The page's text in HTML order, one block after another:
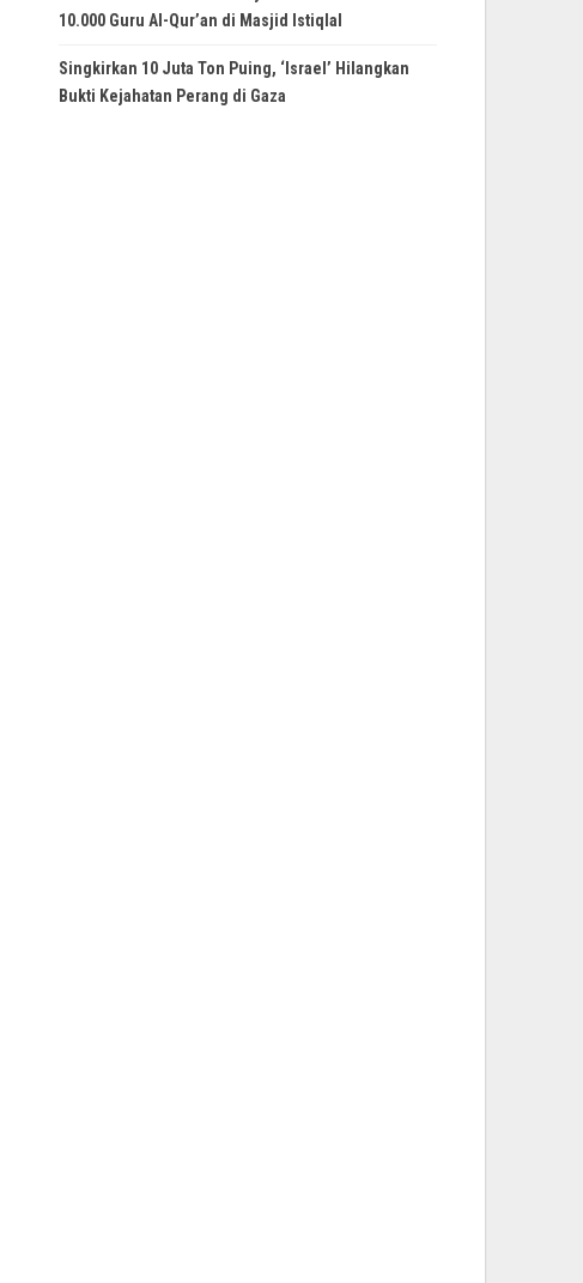
10.000 Guru Al-Qur’an di Masjid Istiqlal
Singkirkan 10 Juta Ton Puing, ‘Israel’ Hilangkan
Bukti Kejahatan Perang di Gaza